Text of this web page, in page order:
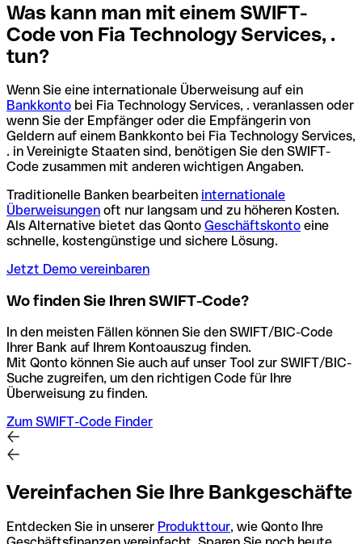
Was kann man mit einem SWIFT-
Code von Fia Technology Services, .
tun?
Wenn Sie eine internationale Überweisung auf ein
Bankkonto bei Fia Technology Services, . veranlassen oder
wenn Sie der Empfänger oder die Empfängerin von
Geldern auf einem Bankkonto bei Fia Technology Services,
. in Vereinigte Staaten sind, benötigen Sie den SWIFT-
Code zusammen mit anderen wichtigen Angaben.
Traditionelle Banken bearbeiten internationale
Überweisungen oft nur langsam und zu höheren Kosten.
Als Alternative bietet das Qonto Geschäftskonto eine
schnelle, kostengünstige und sichere Lösung.
Jetzt Demo vereinbaren
Wo finden Sie Ihren SWIFT-Code?
In den meisten Fällen können Sie den SWIFT/BIC-Code
Ihrer Bank auf Ihrem Kontoauszug finden.
Mit Qonto können Sie auch auf unser Tool zur SWIFT/BIC-
Suche zugreifen, um den richtigen Code für Ihre
Überweisung zu finden.
Zum SWIFT-Code Finder
Vereinfachen Sie Ihre Bankgeschäfte
Entdecken Sie in unserer Produkttour, wie Qonto Ihre